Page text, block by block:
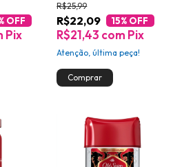
OFF
Pix
R$22,09
R$25,99
15% OFF
R$21,43 com Pix
Atenção, última peça!